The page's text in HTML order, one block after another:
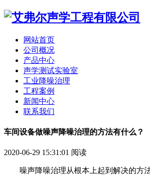
网站首页
公司概况
产品中心
声学测试实验室
工业降噪治理
工程案例
新闻中心
联系我们
车间设备做噪声降噪治理的方法有什么？
2020-06-29 15:31:01 阅读
噪声降噪治理从根本上起到解决的方